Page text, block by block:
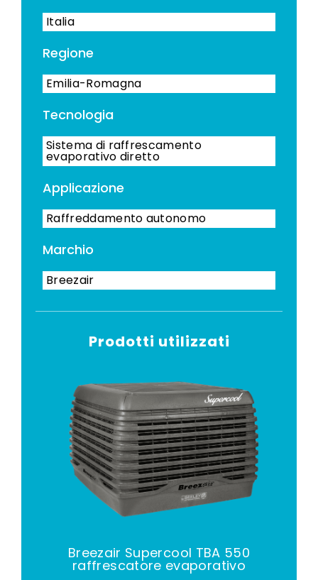
Italia
Regione
Emilia-Romagna
Tecnologia
Sistema di raffrescamento
evaporativo diretto
Applicazione
Raffreddamento autonomo
Marchio
Breezair
Prodotti utilizzati
Breezair Supercool TBA 550
raffrescatore evaporativo